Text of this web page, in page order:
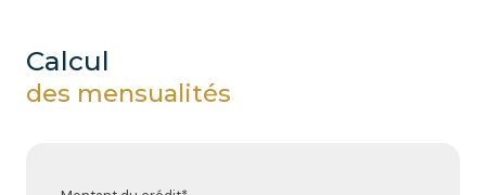
calcul
des mensualités